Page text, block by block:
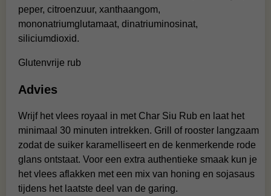
peper, citroenzuur, xanthaangom,
mononatriumglutamaat, dinatriuminosinat,
siliciumdioxid.
Glutenvrije rub
Advies
Wrijf het vlees royaal in met Char Siu Rub en laat het
minimaal 30 minuten intrekken. Grill of rooster langzaam
zodat de suiker karamelliseert en de kenmerkende rode
glans ontstaat. Voor een extra authentieke smaak kun je
het vlees aflakken met een mix van honing en sojasaus
tijdens het laatste deel van de garing.